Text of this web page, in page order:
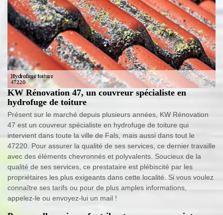
KW Rénovation 47, un couvreur spécialiste en
hydrofuge de toiture
Présent sur le marché depuis plusieurs années, KW Rénovation
47 est un couvreur spécialiste en hydrofuge de toiture qui
intervient dans toute la ville de Fals, mais aussi dans tout le
47220. Pour assurer la qualité de ses services, ce dernier travaille
avec des éléments chevronnés et polyvalents. Soucieux de la
qualité de ses services, ce prestataire est plébiscité par les
propriétaires les plus exigeants dans cette localité. Si vous voulez
connaître ses tarifs ou pour de plus amples informations,
appelez-le ou envoyez-lui un mail !